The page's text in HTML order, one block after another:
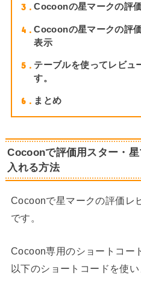
3 Cocoonの星マークの評
4
Cocoonの星マークの評
表示
5
テーブルを使ってレビュ
す。
6 まとめ
Cocoonで評価用スター・
入れる方法
Cocoonで星マークの評価レ
です。
Cocoon専用のショートコー
以下のショートコードを使い